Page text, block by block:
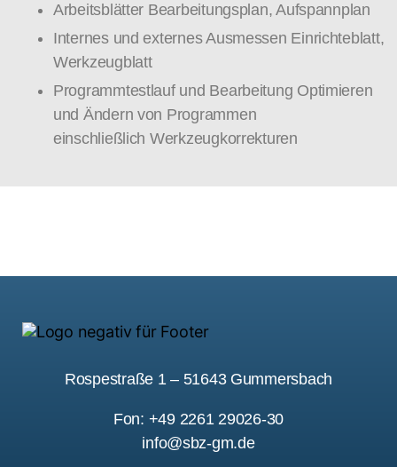
Arbeitsblätter Bearbeitungsplan, Aufspannplan
Internes und externes Ausmessen Einrichteblatt,
Werkzeugblatt
Programmtestlauf und Bearbeitung Optimieren
und Ändern von Programmen
einschließlich Werkzeugkorrekturen
Rospestraße 1 – 51643 Gummersbach
Fon: +49 2261 29026-30
info@sbz-gm.de